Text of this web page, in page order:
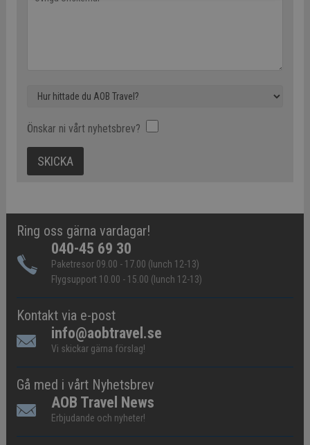
Önskar ni vårt nyhetsbrev?
Ring oss gärna vardagar!
040-45 69 30
Paketresor 09.00 - 17.00 (lunch 12-13)
Flygsupport 10.00 - 15.00 (lunch 12-13)
Kontakt via e-post
info@aobtravel.se
Vi skickar gärna förslag!
Gå med i vårt Nyhetsbrev
AOB Travel News
Erbjudande och nyheter!